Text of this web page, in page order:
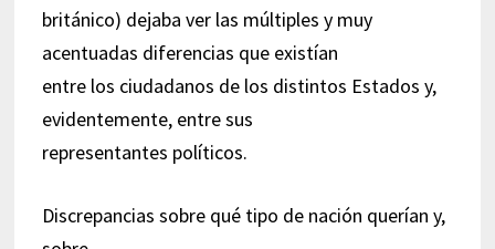
británico) dejaba ver las múltiples y muy
acentuadas diferencias que existían
entre los ciudadanos de los distintos Estados y,
evidentemente, entre sus
representantes políticos.
Discrepancias sobre qué tipo de nación querían y,